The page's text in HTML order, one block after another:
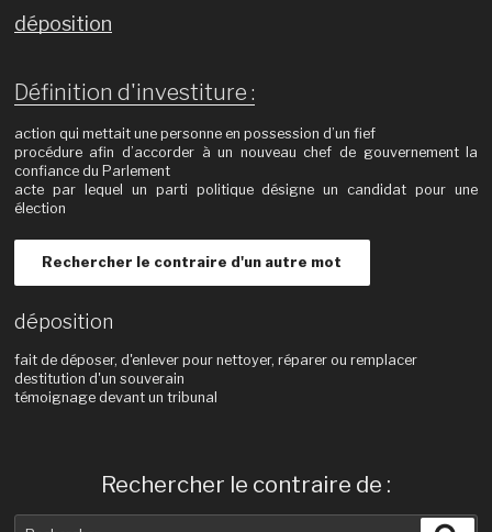
déposition
Définition d'investiture :
action qui mettait une personne en possession d’un fief
procédure afin d’accorder à un nouveau chef de gouvernement la
confiance du Parlement
acte par lequel un parti politique désigne un candidat pour une
élection
Rechercher le contraire d'un autre mot
déposition
fait de déposer, d'enlever pour nettoyer, réparer ou remplacer
destitution d'un souverain
témoignage devant un tribunal
Rechercher le contraire de :